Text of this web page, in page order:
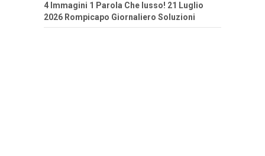
4 Immagini 1 Parola Che lusso! 21 Luglio
2026 Rompicapo Giornaliero Soluzioni